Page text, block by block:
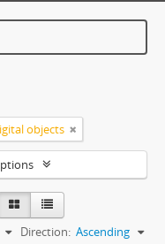
objects
Direction: Ascending